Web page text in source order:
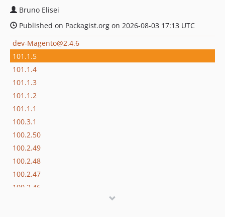
Bruno Elisei
Published on Packagist.org on 2026-08-03 17:13 UTC
dev-Magento@2.4.6
101.1.5
101.1.4
101.1.3
101.1.2
101.1.1
100.3.1
100.2.50
100.2.49
100.2.48
100.2.47
100.2.46